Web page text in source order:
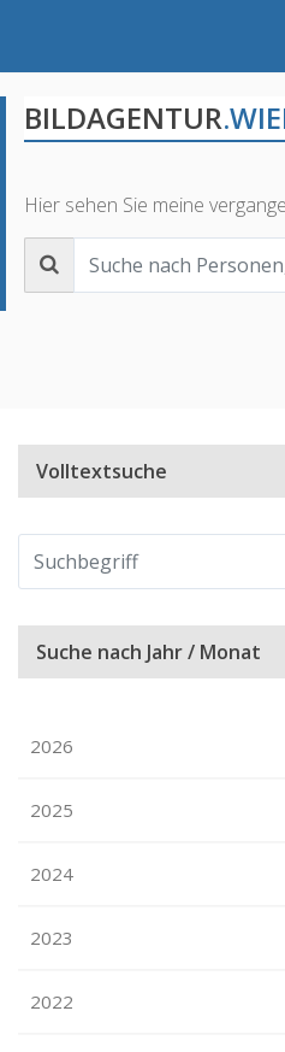
BILDAGENTUR
Hier sehen Sie meine
Volltextsuche
Suche nach Jahr / Monat
2026
2025
2024
2023
2022